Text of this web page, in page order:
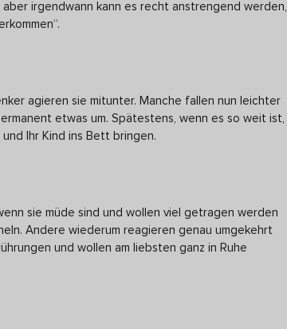
irgendwann kann es recht anstrengend werden,
agieren sie mitunter. Manche fallen nun leichter
etwas um. Spätestens, wenn es so weit ist,
Ihr Kind ins Bett bringen.
sie müde sind und wollen viel getragen werden
Andere wiederum reagieren genau umgekehrt
und wollen am liebsten ganz in Ruhe